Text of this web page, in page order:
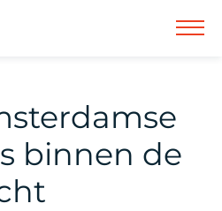
binnen de